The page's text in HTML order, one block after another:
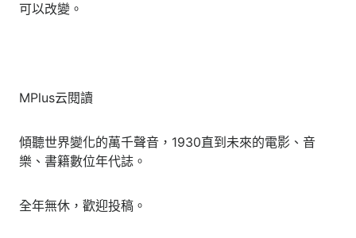
可以改變。
MPlus云閱讀
傾聽世界變化的萬千聲音，1930直到未來的電影、音
樂、書籍數位年代誌。
全年無休，歡迎投稿。